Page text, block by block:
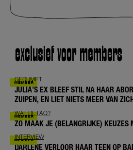
exclusief voor members
GEDUMPT
JULIA’S EX BLEEF STIL NA HAAR
ZUIPEN, EN LIET NIETS MEER VAN
WAT DE FAQ?
ZO MAAK JE (BELANGRIJKE) KEUZES
INTERVIEW
DARLENE VERLOOR HAAR TEEN OP